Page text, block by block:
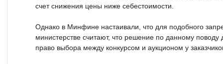
счет снижения цены ниже себестоимости.
Однако в Минфине настаивали, что для подобного
министерстве считают, что решение по данному поводу
право выбора между конкурсом и аукционом у